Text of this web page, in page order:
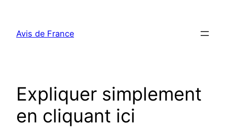
contenu
Avis de France
Expliquer simplement
en cliquant ici